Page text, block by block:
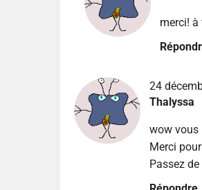
merci! à
24
Thalyssa
wow vous
Merci
Passez